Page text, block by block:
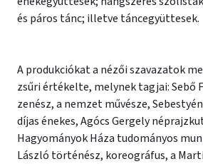
és páros tánc; illetve táncegyüttesek.
A produkciókat a nézői szavazatok
zsűri értékelte, melynek tagjai: Sebő
zenész, a nemzet művésze,
díjas énekes, Agócs Gergely
Hagyományok Háza tudományos
László történész, koreográfus, a